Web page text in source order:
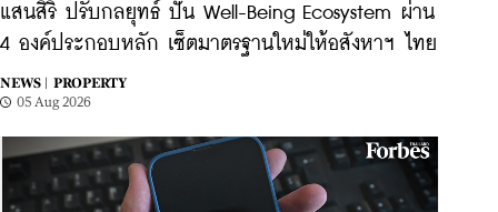
แสนสิริ ปรับกลยุทธ์ ปั้น Well-Being Ecosystem ผ่าน
4 องค์ประกอบหลัก เซ็ตมาตรฐานใหม่ให้อสังหาฯ ไทย
NEWS |
PROPERTY
05 Aug 2026